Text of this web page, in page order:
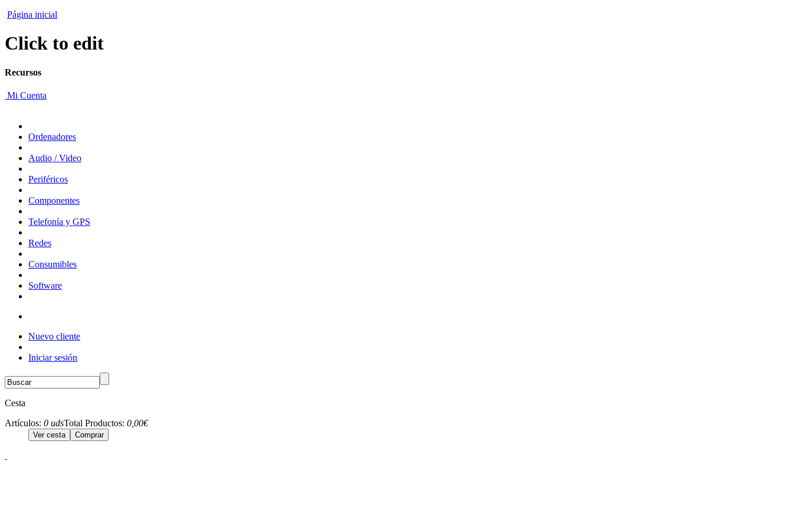
Página inicial
Click to edit
Recursos
Mi Cuenta
Ordenadores
Audio / Video
Periféricos
Componentes
Telefonía y GPS
Redes
Consumibles
Software
Nuevo cliente
Iniciar sesión
Cesta
Artículos: 0 udsTotal Productos: 0,00€